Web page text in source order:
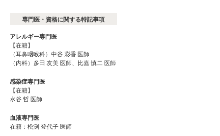
専門医・資格に関する特記事項
アレルギー専門医
【在籍】
（耳鼻咽喉科）中谷 彩香 医師
（内科）多田 友美 医師、比嘉 慎二 医師
感染症専門医
【在籍】
水谷 哲 医師
血液専門医
在籍：松渕 登代子 医師